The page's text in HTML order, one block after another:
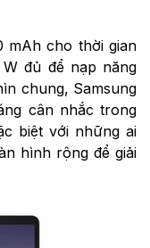
mAh cho thời gian
đủ để nạp năng
chung, Samsung
cân nhắc trong
biệt với những ai
hình rộng để giải